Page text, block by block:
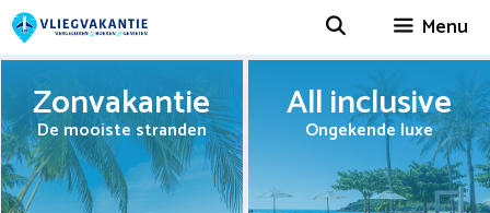
Spring
naar
Menu
Zonvakantie
De mooiste stranden
All inclusive
Ongekende luxe